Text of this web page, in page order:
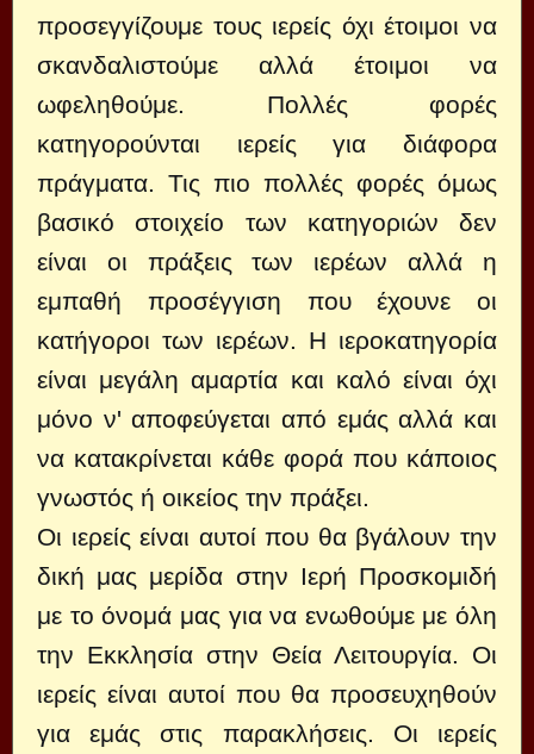
προσεγγίζουμε τους ιερείς όχι έτοιμοι να
σκανδαλιστούμε αλλά έτοιμοι να
ωφεληθούμε. Πολλές φορές
κατηγορούνται ιερείς για διάφορα
πράγματα. Τις πιο πολλές φορές όμως
βασικό στοιχείο των κατηγοριών δεν
είναι οι πράξεις των ιερέων αλλά η
εμπαθή προσέγγιση που έχουνε οι
κατήγοροι των ιερέων. Η ιεροκατηγορία
είναι μεγάλη αμαρτία και καλό είναι όχι
μόνο ν' αποφεύγεται από εμάς αλλά και
να κατακρίνεται κάθε φορά που κάποιος
γνωστός ή οικείος την πράξει.
Οι ιερείς είναι αυτοί που θα βγάλουν την
δική μας μερίδα στην Ιερή Προσκομιδή
με το όνομά μας για να ενωθούμε με όλη
την Εκκλησία στην Θεία Λειτουργία. Οι
ιερείς είναι αυτοί που θα προσευχηθούν
για εμάς στις παρακλήσεις. Οι ιερείς